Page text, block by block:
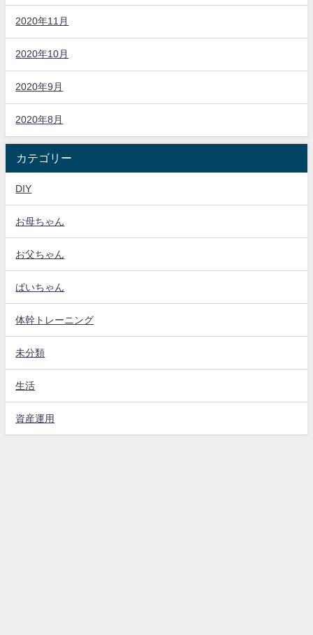
2020年11月
2020年10月
2020年9月
2020年8月
カテゴリー
DIY
お母ちゃん
お父ちゃん
ぱいちゃん
体幹トレーニング
未分類
生活
資産運用